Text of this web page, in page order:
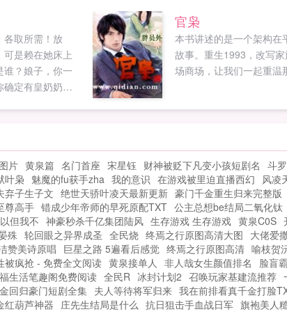
我了？正给她
念清，你丫的
是太惯着你
年最YD的玄幻，热血，搞
虎，后宫一个不能
少！） 注
67834098 禽兽②群
各取所需！放
是赖在她床上
？娘子，你一
确定有皇奶奶不
顺便招个花美
相迷惑了眼，什
秀色可餐，这相
人来忒狠，实在
官枭
本书讲述的是一个架构在
故事。重生1993，改写
场商场，让我们一起重温
片 黄泉篇 名门首座 宋星钰 财神被贬下凡变小孩短剧名 斗
叶枭 魅魔的fu获手zha 我的意识 在游戏被里迫直播西幻 风凌
弃子生子文 绝世天骄叶凌天最新更新 豪门千金重生归来完整版
尊高手 错成少年帝师的早死原配TXT 公主总想be结局二氧化钛
但我不 神豪秒杀千亿集团陆风 生存游戏 生存游戏 黄泉C0S
殊 轮回眼之异界成圣 全民烧 终焉之行原图高清大图 大佬爱
赞美诗原唱 巨星之路 5遍看后感觉 终焉之行原图高清 喻枝贺
被疯抢 - 免费全文阅读 黄泉接单人 非人哉女生颜值排名 脸盲
生活笔趣阁免费阅读 全民R 冰封计划2 召唤玩家基建流推荐
回归豪门短剧全集 夫人等待将军归来 我在前排看真千金打脸
红葫芦神器 庄先生结局是什么 抗日狙击手血战日军 旗袍美人